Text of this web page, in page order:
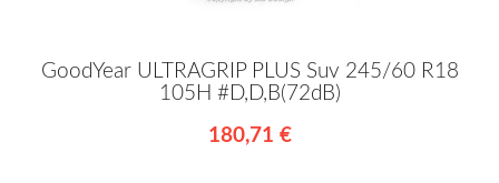
GoodYear ULTRAGRIP PLUS Suv 245/60 R18
105H #D,D,B(72dB)
180,71 €